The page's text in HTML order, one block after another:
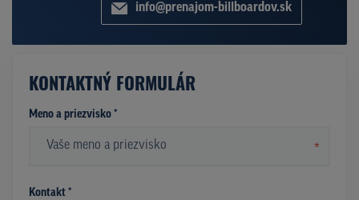
info@prenajom-billboardov.sk
KONTAKTNÝ FORMULÁR
Meno a priezvisko *
*
Kontakt *